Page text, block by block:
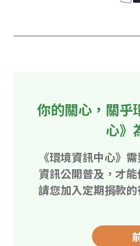
你的關心，關
心》
《環境資訊中心》
資訊公開普及，才
請您加入定期捐款